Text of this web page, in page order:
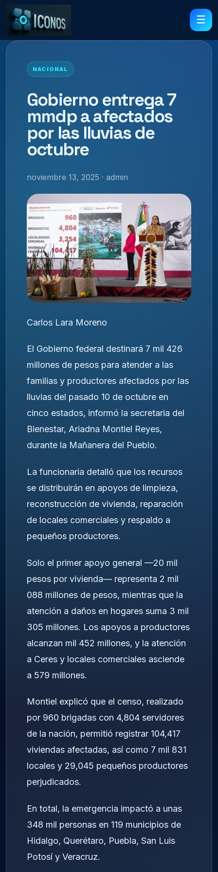
☰
NACIONAL
Gobierno entrega 7
mmdp a afectados
por las lluvias de
octubre
noviembre 13, 2025 · admin
Carlos Lara Moreno
El Gobierno federal destinará 7 mil 426
millones de pesos para atender a las
familias y productores afectados por las
lluvias del pasado 10 de octubre en
cinco estados, informó la secretaria del
Bienestar, Ariadna Montiel Reyes,
durante la Mañanera del Pueblo.
La funcionaria detalló que los recursos
se distribuirán en apoyos de limpieza,
reconstrucción de vivienda, reparación
de locales comerciales y respaldo a
pequeños productores.
Solo el primer apoyo general —20 mil
pesos por vivienda— representa 2 mil
088 millones de pesos, mientras que la
atención a daños en hogares suma 3 mil
305 millones. Los apoyos a productores
alcanzan mil 452 millones, y la atención
a Ceres y locales comerciales asciende
a 579 millones.
Montiel explicó que el censo, realizado
por 960 brigadas con 4,804 servidores
de la nación, permitió registrar 104,417
viviendas afectadas, así como 7 mil 831
locales y 29,045 pequeños productores
perjudicados.
En total, la emergencia impactó a unas
348 mil personas en 119 municipios de
Hidalgo, Querétaro, Puebla, San Luis
Potosí y Veracruz.